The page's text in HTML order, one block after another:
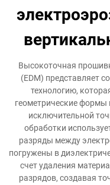
Высокоточная
(EDM) представляет
технологию,
геометрические формы
исключительной
обработки
разряды между
погружены в
счет удаления
разрядов, создавая